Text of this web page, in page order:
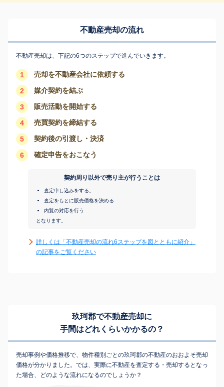
不動産売却の流れ
不動産売却は、下記の6つのステップで進んでいきます。
1 売却を不動産会社に依頼する
2 媒介契約を結ぶ
3 販売活動を開始する
4 売買契約を締結する
5 契約後の引渡し・決済
6 確定申告をおこなう
契約周り以外で売り主が行うことは
査定申し込みをする。
査定をもとに販売価格を決める
内覧の対応を行う
となります。
詳しくは「不動産売却の流れ6ステップを図とともに紹介」
の記事をご覧ください
玖珂郡で不動産売却に
手間はどれくらいかかるの？
売却事例や価格推移で、物件種別ごとの玖珂郡の不動産のおおよそ売却
価格が分かりました。では、実際に不動産を査定する・売却するとなっ
た場合、どのような流れになるのでしょうか？